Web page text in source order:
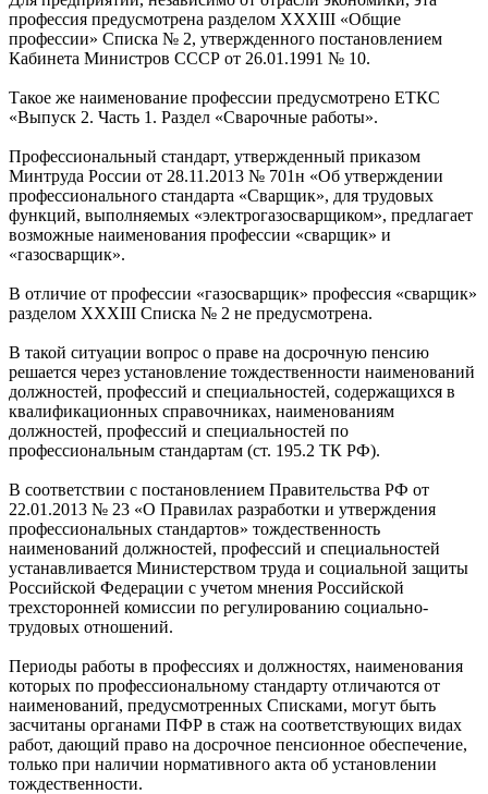
профессия предусмотрена разделом XXXIII «Общие
профессии» Списка № 2, утвержденного постановлением
Кабинета Министров СССР от 26.01.1991 № 10.
Такое же наименование профессии предусмотрено ЕТКС
«Выпуск 2. Часть 1. Раздел «Сварочные работы».
Профессиональный стандарт, утвержденный приказом
Минтруда России от 28.11.2013 № 701н «Об утверждении
профессионального стандарта «Сварщик», для трудовых
функций, выполняемых «электрогазосварщиком», предлагает
возможные наименования профессии «сварщик» и
«газосварщик».
В отличие от профессии «газосварщик» профессия «сварщик»
разделом XXXIII Списка № 2 не предусмотрена.
В такой ситуации вопрос о праве на досрочную пенсию
решается через установление тождественности наименований
должностей, профессий и специальностей, содержащихся в
квалификационных справочниках, наименованиям
должностей, профессий и специальностей по
профессиональным стандартам (ст. 195.2 ТК РФ).
В соответствии с постановлением Правительства РФ от
22.01.2013 № 23 «О Правилах разработки и утверждения
профессиональных стандартов» тождественность
наименований должностей, профессий и специальностей
устанавливается Министерством труда и социальной защиты
Российской Федерации с учетом мнения Российской
трехсторонней комиссии по регулированию социально-
трудовых отношений.
Периоды работы в профессиях и должностях, наименования
которых по профессиональному стандарту отличаются от
наименований, предусмотренных Списками, могут быть
засчитаны органами ПФР в стаж на соответствующих видах
работ, дающий право на досрочное пенсионное обеспечение,
только при наличии нормативного акта об установлении
тождественности.